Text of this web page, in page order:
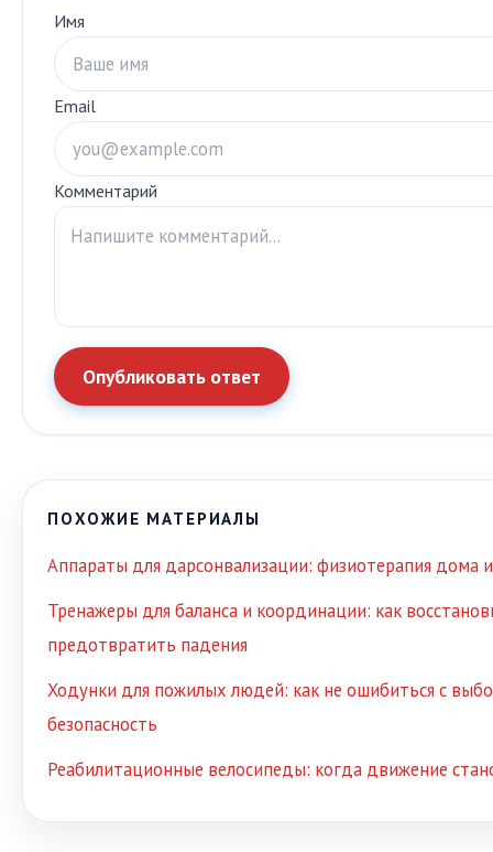
Имя
Email
Комментарий
Опубликовать ответ
ПОХОЖИЕ МАТЕРИАЛЫ
Аппараты для дарсонвализации: физиотерапия дома
Тренажеры для баланса и координации: как
предотвратить падения
Ходунки для пожилых людей: как не ошибиться с
безопасность
Реабилитационные велосипеды: когда движение